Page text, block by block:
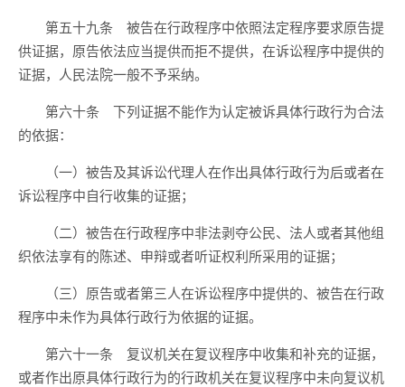
第五十九条 被告在行政程序中依照法定程序要求原告提
供证据，原告依法应当提供而拒不提供，在诉讼程序中提供的
证据，人民法院一般不予采纳。
第六十条 下列证据不能作为认定被诉具体行政行为合法
的依据：
（一）被告及其诉讼代理人在作出具体行政行为后或者在
诉讼程序中自行收集的证据；
（二）被告在行政程序中非法剥夺公民、法人或者其他组
织依法享有的陈述、申辩或者听证权利所采用的证据；
（三）原告或者第三人在诉讼程序中提供的、被告在行政
程序中未作为具体行政行为依据的证据。
第六十一条 复议机关在复议程序中收集和补充的证据，
或者作出原具体行政行为的行政机关在复议程序中未向复议机